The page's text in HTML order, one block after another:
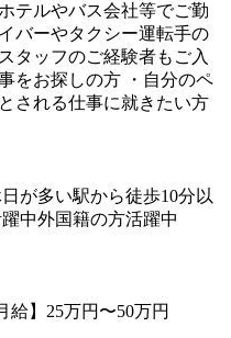
テルやバス会社等でご勤
バーやタクシー運転手の
タッフのご経験者もご入
をお探しの方 ・自分のペ
される仕事に就きたい方
が多い駅から徒歩10分以
中外国籍の方活躍中
給】25万円〜50万円